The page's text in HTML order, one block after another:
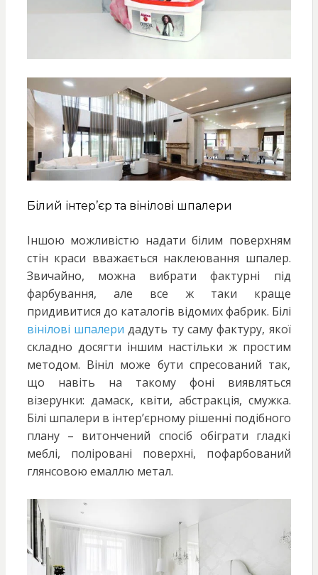
Білий інтер’єр та вінілові шпалери
Іншою можливістю надати білим поверхням
стін краси вважається наклеювання шпалер.
Звичайно, можна вибрати фактурні під
фарбування, але все ж таки краще
придивитися до каталогів відомих фабрик. Білі
вінілові шпалери дадуть ту саму фактуру, якої
складно досягти іншим настільки ж простим
методом. Вініл може бути спресований так,
що навіть на такому фоні виявляться
візерунки: дамаск, квіти, абстракція, смужка.
Білі шпалери в інтер’єрному рішенні подібного
плану – витончений спосіб обіграти гладкі
меблі, поліровані поверхні, пофарбований
глянсовою емаллю метал.